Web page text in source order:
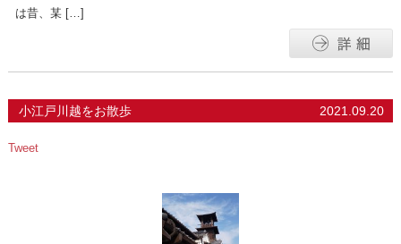
は昔、某 […]
小江戸川越をお散歩 2021.09.20
Tweet